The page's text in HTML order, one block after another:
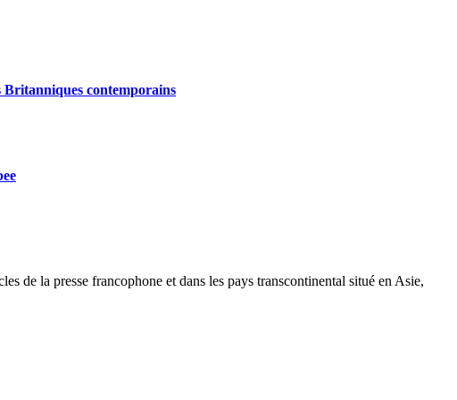
Britanniques contemporains
de la presse francophone et dans les pays transcontinental situé en Asie,